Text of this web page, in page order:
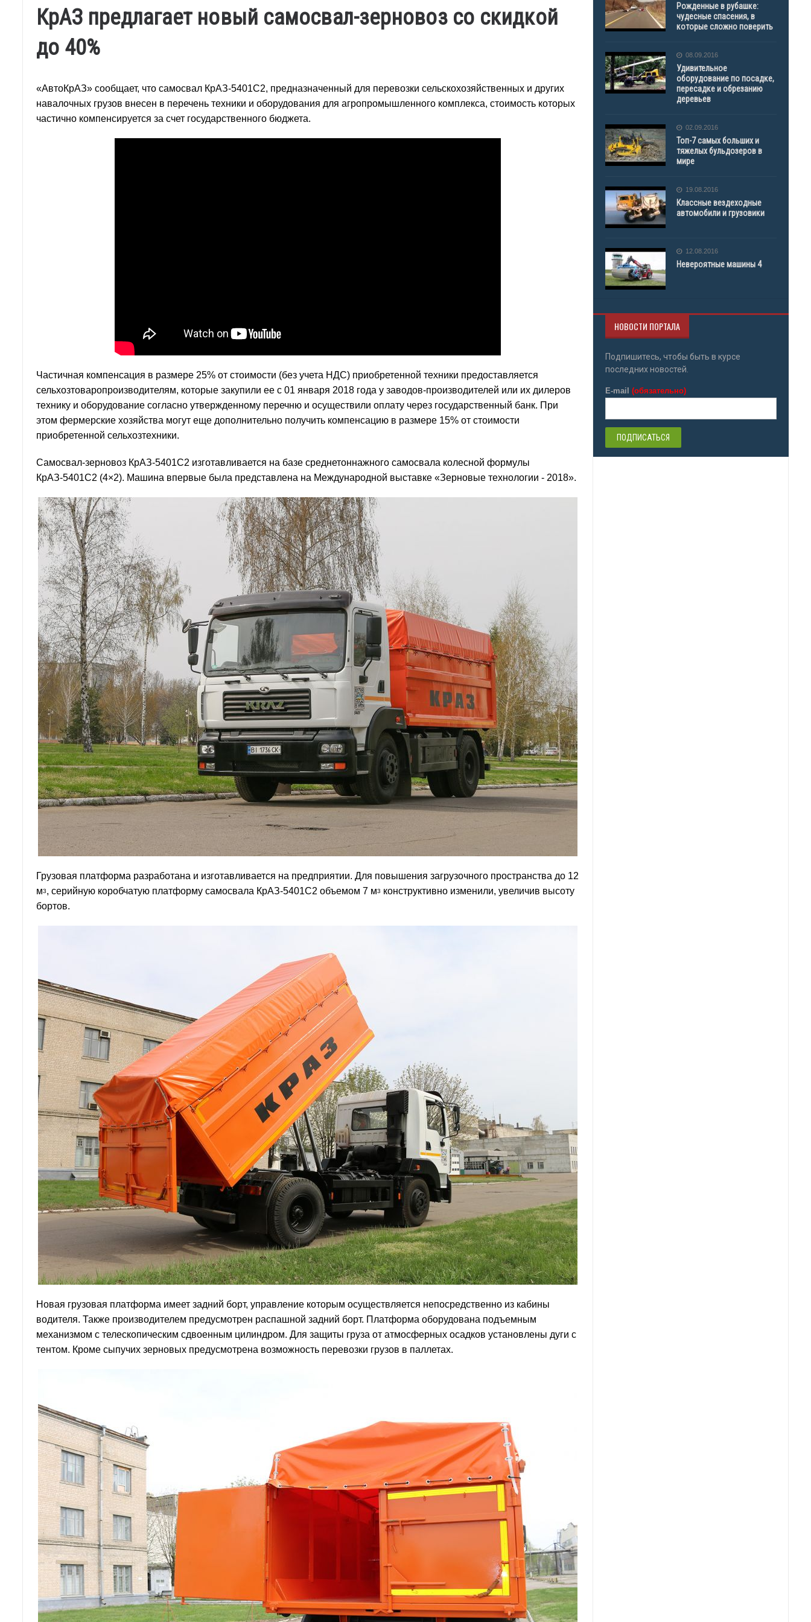
КрАЗ предлагает новый самосвал-зерновоз со скидкой
до 40%
«АвтоКрАЗ» сообщает, что самосвал КрАЗ-5401С2, предназначенный для перевозки сельскохозяйственных и других
навалочных грузов внесен в перечень техники и оборудования для агропромышленного комплекса, стоимость которых
частично компенсируется за счет государственного бюджета.
Частичная компенсация в размере 25% от стоимости (без учета НДС) приобретенной техники предоставляется
сельхозтоваропроизводителям, которые закупили ее с 01 января 2018 года у заводов-производителей или их дилеров
технику и оборудование согласно утвержденному перечню и осуществили оплату через государственный банк. При
этом фермерские хозяйства могут еще дополнительно получить компенсацию в размере 15% от стоимости
приобретенной сельхозтехники.
Самосвал-зерновоз КрАЗ-5401С2 изготавливается на базе среднетоннажного самосвала колесной формулы
КрАЗ-5401С2 (4×2). Машина впервые была представлена на Международной выставке «Зерновые технологии - 2018».
Грузовая платформа разработана и изготавливается на предприятии. Для повышения загрузочного пространства до 12
м3, серийную коробчатую платформу самосвала КрАЗ-5401С2 объемом 7 м3 конструктивно изменили, увеличив высоту
бортов.
Новая грузовая платформа имеет задний борт, управление которым осуществляется непосредственно из кабины
водителя. Также производителем предусмотрен распашной задний борт. Платформа оборудована подъемным
механизмом с телескопическим сдвоенным цилиндром. Для защиты груза от атмосферных осадков установлены дуги с
тентом. Кроме сыпучих зерновых предусмотрена возможность перевозки грузов в паллетах.
Рожденные в рубашке:
чудесные спасения, в
которые сложно поверить
08.09.2016
Удивительное
оборудование по посадке,
пересадке и обрезанию
деревьев
02.09.2016
Топ-7 самых больших и
тяжелых бульдозеров в
мире
19.08.2016
Классные вездеходные
автомобили и грузовики
12.08.2016
Невероятные машины 4
НОВОСТИ ПОРТАЛА
Подпишитесь, чтобы быть в курсе
последних новостей.
E-mail (обязательно)